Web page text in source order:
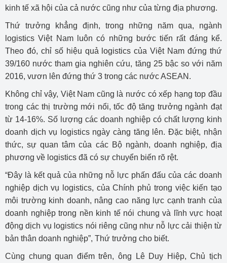
kinh tế xã hội của cả nước cũng như của từng địa phương.
Thứ trưởng khẳng định, trong những năm qua, ngành
logistics Việt Nam luôn có những bước tiến rất đáng kể.
Theo đó, chỉ số hiệu quả logistics của Việt Nam đứng thứ
39/160 nước tham gia nghiên cứu, tăng 25 bậc so với năm
2016, vươn lên đứng thứ 3 trong các nước ASEAN.
Không chỉ vậy, Việt Nam cũng là nước có xếp hạng top đầu
trong các thị trường mới nổi, tốc độ tăng trưởng ngành đạt
từ 14-16%. Số lượng các doanh nghiệp có chất lượng kinh
doanh dịch vụ logistics ngày càng tăng lên. Đặc biệt, nhận
thức, sự quan tâm của các Bộ ngành, doanh nghiệp, địa
phương về logistics đã có sự chuyển biến rõ rệt.
“Đây là kết quả của những nỗ lực phấn đấu của các doanh
nghiệp dịch vụ logistics, của Chính phủ trong việc kiến tạo
môi trường kinh doanh, nâng cao năng lực cạnh tranh của
doanh nghiệp trong nền kinh tế nói chung và lĩnh vực hoạt
động dịch vụ logistics nói riêng cũng như nỗ lực cải thiện từ
bản thân doanh nghiệp”, Thứ trưởng cho biết.
Cùng chung quan điểm trên, ông Lê Duy Hiệp, Chủ tịch